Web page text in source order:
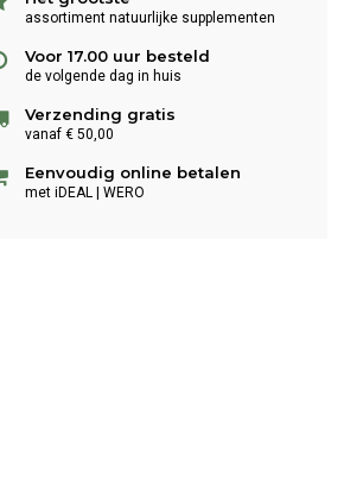
assortiment natuurlijke supplementen
Voor 17.00 uur besteld
de volgende dag in huis
Verzending gratis
vanaf € 50,00
Eenvoudig online betalen
met iDEAL | WERO